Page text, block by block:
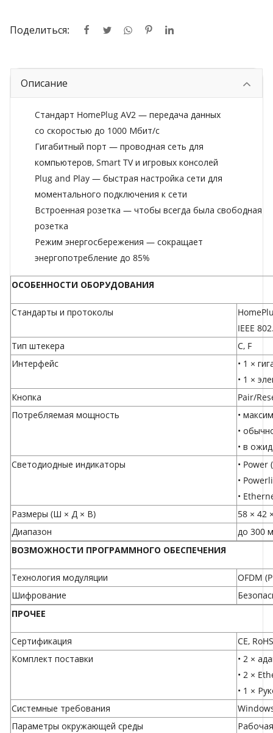
Поделиться:
Описание
Стандарт HomePlug AV2 — передача данных
со скоростью до 1000 Мбит/с
Гигабитный порт — проводная сеть для
компьютеров, Smart TV и игровых консолей
Plug and Play — быстрая настройка сети для
моментального подключения к сети
Встроенная розетка — чтобы всегда была свободная
розетка
Режим энергосбережения — сокращает
энергопотребление до 85%
ОСОБЕННОСТИ ОБОРУДОВАНИЯ
Стандарты и протоколы
IEEE
Тип штекера
C, F
Интерфейс
• 1 ×
• 1 ×
Кнопка
Pair/
Потребляемая мощность
•
•
• в
Светодиодные индикаторы
• Power
•
•
Размеры (Ш × Д × В)
58 × 42
Диапазон
до 300
ВОЗМОЖНОСТИ ПРОГРАММНОГО ОБЕСПЕЧЕНИЯ
Технология модуляции
OFDM
Шифрование
ПРОЧЕЕ
Сертификация
CE, RoHS
Комплект поставки
• 2 ×
• 2 ×
• 1 ×
Системные требования
Параметры окружающей среды